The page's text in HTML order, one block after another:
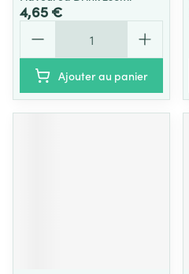
4,65 €
Ajouter au panier